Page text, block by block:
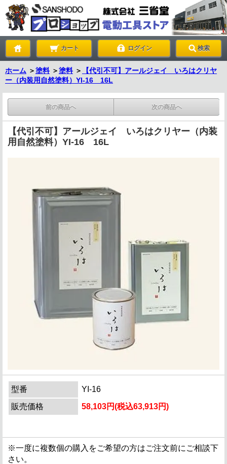
カート ログイン 検索
ホーム ＞塗料 ＞塗料 ＞
【代引不可】アールジェイ いろはクリヤ
ー（内装用自然塗料）YI-16 16L
前の商品へ 次の商品へ
【代引不可】アールジェイ いろはクリヤー（内装
用自然塗料）YI-16 16L
型番
YI-16
販売価格
58,103円(税込63,913円)
※一度に複数個の購入をご希望の方はご注文前にご相談下
さい。